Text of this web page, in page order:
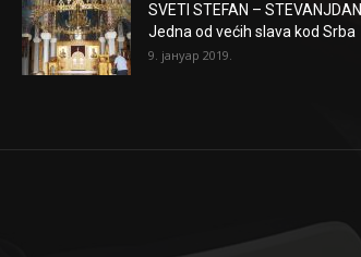
SVETI STEFAN – STEVANJDAN
Jedna od većih slava kod Srba
9. јануар 2019.